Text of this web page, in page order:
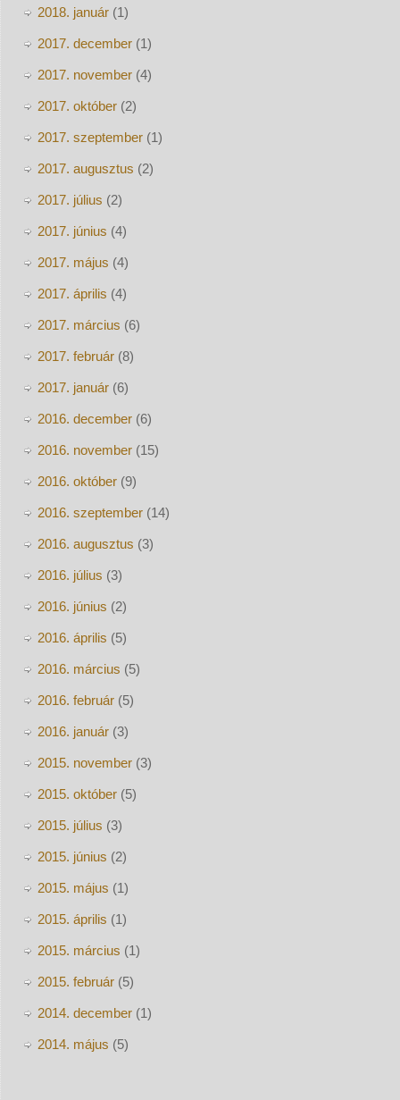
2018. január(1)
2017. december(1)
2017. november(4)
2017. október(2)
2017. szeptember(1)
2017. augusztus (2)
2017. július (2)
2017. június (4)
2017. május (4)
2017. április (4)
2017. március (6)
2017. február(8)
2017. január(6)
2016. december(6)
2016. november(15)
2016. október(9)
2016. szeptember(14)
2016. augusztus (3)
2016. július (3)
2016. június (2)
2016. április (5)
2016. március (5)
2016. február(5)
2016. január(3)
2015. november(3)
2015. október(5)
2015. július (3)
2015. június (2)
2015. május (1)
2015. április (1)
2015. március (1)
2015. február(5)
2014. december(1)
2014. május (5)